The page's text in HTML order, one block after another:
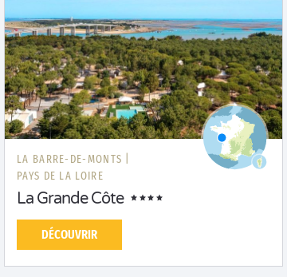
LA BARRE-DE-MONTS |
PAYS DE LA LOIRE
La Grande Côte
DÉCOUVRIR